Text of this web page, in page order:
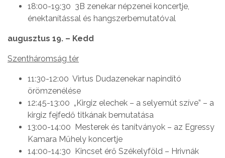
18:00-19:30 3B zenekar népzenei koncertje,
énektanítással és hangszerbemutatóval
augusztus 19. – Kedd
Szentháromság tér
11:30-12:00 Virtus Dudazenekar napindító
örömzenélése
12:45-13:00 „Kirgiz elechek – a selyemút szíve” – a
kirgiz fejfedő titkának bemutatása
13:00-14:00 Mesterek és tanítványok – az Egressy
Kamara Műhely koncertje
14:00-14:30 Kincset érő Székelyföld – Hrivnák